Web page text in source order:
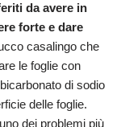
da avere in
forte e dare
casalingo che
le foglie con
di sodio
delle foglie.
dei problemi più